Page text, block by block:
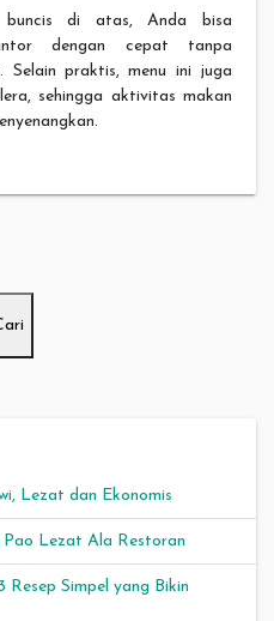
di atas, Anda bisa
dengan cepat tanpa
Selain praktis, menu ini juga
sehingga aktivitas makan
Lezat dan Ekonomis
Lezat Ala Restoran
Resep Simpel yang Bikin